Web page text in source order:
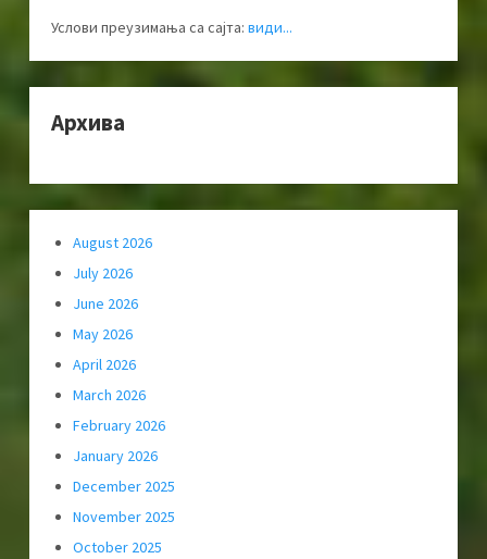
Услови преузимања са сајта: види...
Архива
August 2026
July 2026
June 2026
May 2026
April 2026
March 2026
February 2026
January 2026
December 2025
November 2025
October 2025